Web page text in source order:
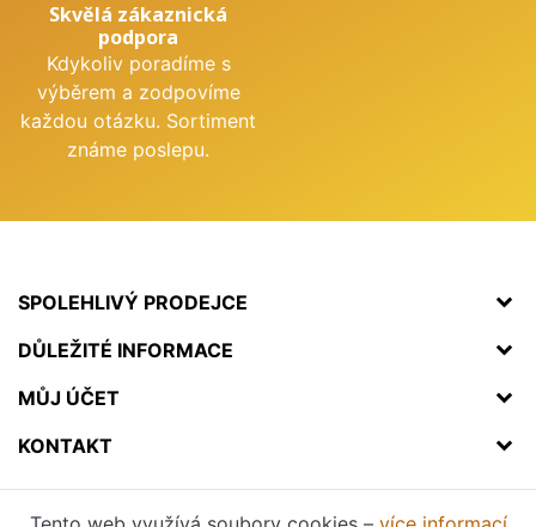
Skvělá zákaznická
podpora
Kdykoliv poradíme s
výběrem a zodpovíme
každou otázku. Sortiment
známe poslepu.
SPOLEHLIVÝ PRODEJCE
DŮLEŽITÉ INFORMACE
MŮJ ÚČET
KONTAKT